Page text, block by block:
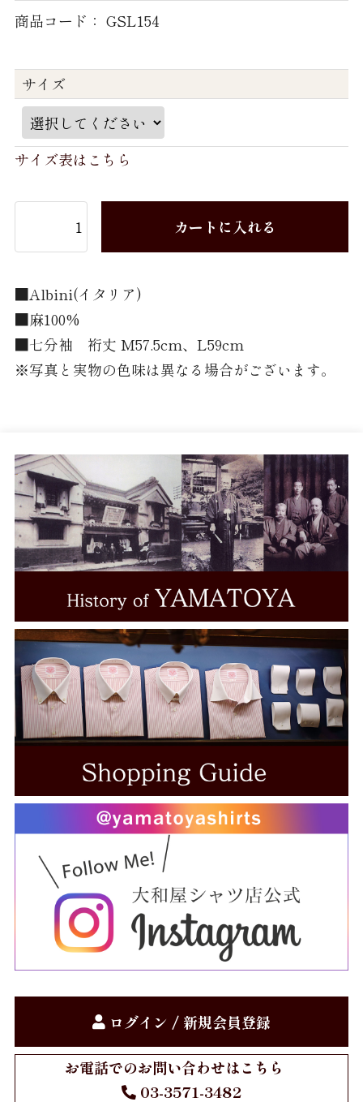
パジャマ 婦人 M
パジャマ 婦人 L
Brand
Weba
Getzner Textil AG
Stormtex
FILTEX
MONTI
ALUMO
TESTA
Grandi&Rubinelli
Albini
CANCLINI
ALBIATE
お仕立券
Price
～10,000円
10,001円～20,000円
20,001円～30,000円
40,001円～50,000円
50,001円～
商品コード： GSL154
サイズ
サイズ表はこちら
カートに入れる
■Albini(イタリア)
■麻100%
■七分袖 裄丈 M57.5cm、L59cm
※写真と実物の色味は異なる場合がございます。
ログイン / 新規会員登録
お電話でのお問い合わせはこちら
03-3571-3482